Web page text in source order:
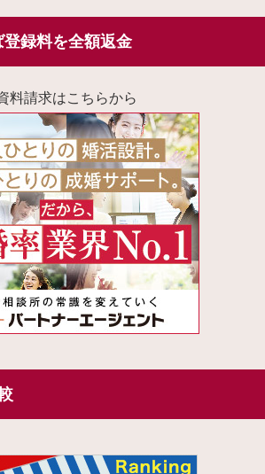
録料を全額返金
料請求はこちらから